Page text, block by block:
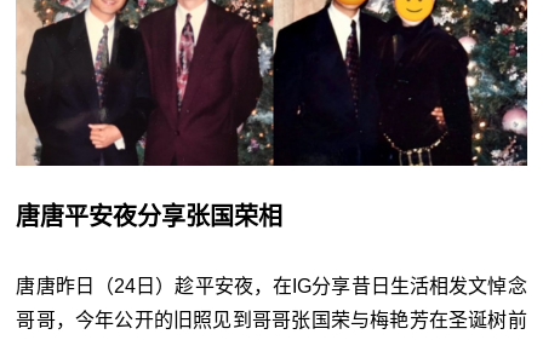
唐唐平安夜分享张国荣相
唐唐昨日（24日）趁平安夜，在IG分享昔日生活相发文悼念
哥哥，今年公开的旧照见到哥哥张国荣与梅艳芳在圣诞树前